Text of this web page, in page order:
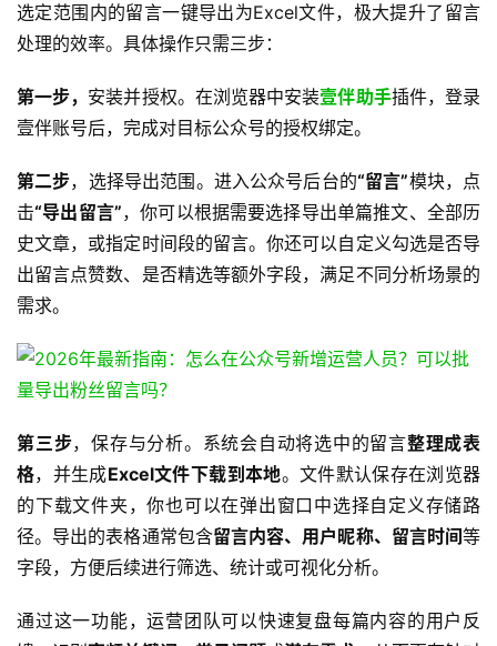
选定范围内的留言一键导出为Excel文件，极大提升了留言
处理的效率。具体操作只需三步：
第一步， 安装并授权。在浏览器中安装壹伴助手插件，登录
壹伴账号后，完成对目标公众号的授权绑定。
第二步，选择导出范围。进入公众号后台的“留言”模块，点
击“导出留言”，你可以根据需要选择导出单篇推文、全部历
史文章，或指定时间段的留言。你还可以自定义勾选是否导
出留言点赞数、是否精选等额外字段，满足不同分析场景的
需求。
第三步，保存与分析。系统会自动将选中的留言整理成表
格，并生成Excel文件下载到本地。文件默认保存在浏览器
的下载文件夹，你也可以在弹出窗口中选择自定义存储路
径。导出的表格通常包含留言内容、用户昵称、留言时间等
字段，方便后续进行筛选、统计或可视化分析。
通过这一功能，运营团队可以快速复盘每篇内容的用户反